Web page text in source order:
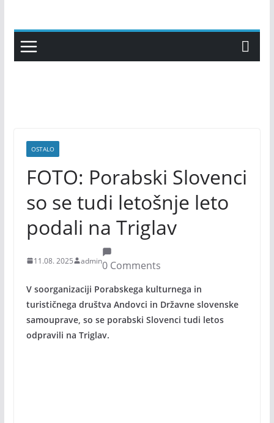
content
OSTALO
FOTO: Porabski Slovenci
so se tudi letošnje leto
podali na Triglav
11.08. 2025 admin0 Comments
V soorganizaciji Porabskega kulturnega in
turističnega društva Andovci in Državne slovenske
samouprave, so se porabski Slovenci tudi letos
odpravili na Triglav.